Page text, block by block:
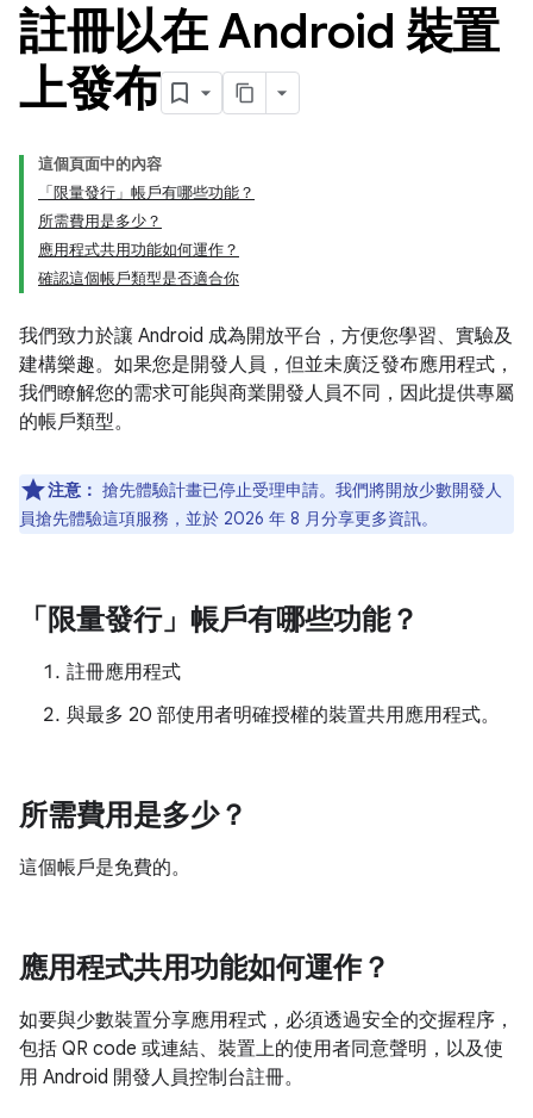
註冊以在 Android 裝置
上發布
這個頁面中的內容
「限量發行」帳戶有哪些功能？
所需費用是多少？
應用程式共用功能如何運作？
確認這個帳戶類型是否適合你
我們致力於讓 Android 成為開放平台，方便您學習、實驗及
建構樂趣。如果您是開發人員，但並未廣泛發布應用程式，
我們瞭解您的需求可能與商業開發人員不同，因此提供專屬
的帳戶類型。
注意： 搶先體驗計畫已停止受理申請。我們將開放少數開發人
員搶先體驗這項服務，並於 2026 年 8 月分享更多資訊。
「限量發行」帳戶有哪些功能？
註冊應用程式
與最多 20 部使用者明確授權的裝置共用應用程式。
所需費用是多少？
這個帳戶是免費的。
應用程式共用功能如何運作？
如要與少數裝置分享應用程式，必須透過安全的交握程序，
包括 QR code 或連結、裝置上的使用者同意聲明，以及使
用 Android 開發人員控制台註冊。